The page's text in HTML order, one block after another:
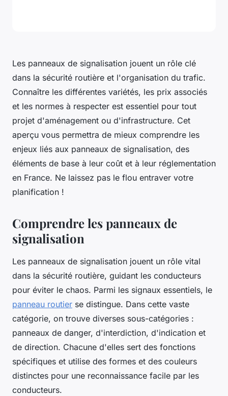
Les panneaux de signalisation jouent un rôle clé
dans la sécurité routière et l'organisation du trafic.
Connaître les différentes variétés, les prix associés
et les normes à respecter est essentiel pour tout
projet d'aménagement ou d'infrastructure. Cet
aperçu vous permettra de mieux comprendre les
enjeux liés aux panneaux de signalisation, des
éléments de base à leur coût et à leur réglementation
en France. Ne laissez pas le flou entraver votre
planification !
Comprendre les panneaux de
signalisation
Les panneaux de signalisation jouent un rôle vital
dans la sécurité routière, guidant les conducteurs
pour éviter le chaos. Parmi les signaux essentiels, le
panneau routier se distingue. Dans cette vaste
catégorie, on trouve diverses sous-catégories :
panneaux de danger, d'interdiction, d'indication et
de direction. Chacune d'elles sert des fonctions
spécifiques et utilise des formes et des couleurs
distinctes pour une reconnaissance facile par les
conducteurs.